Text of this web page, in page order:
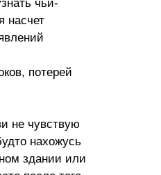
чьи-
насчет
потерей
не чувствую
нахожусь
здании или